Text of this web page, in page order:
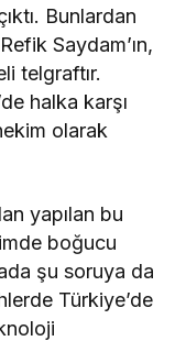
Bunlardan
Saydam’ın,
telgraftır.
halka karşı
olarak
yapılan bu
boğucu
şu soruya da
Türkiye’de